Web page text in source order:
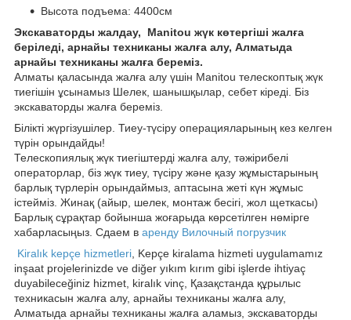
Высота подъема: 4400см
Экскаваторды жалдау,
Manitou жүк көтергіші жалға
беріледі, арнайы техниканы жалға алу, Алматыда
арнайы техниканы жалға береміз.
Алматы қаласында жалға алу үшін Manitou телескоптық жүк
тиегішін ұсынамыз Шелек, шанышқылар, себет кіреді. Біз
экскаваторды жалға береміз.
Білікті жүргізушілер. Тиеу-түсіру операцияларының кез келген
түрін орындайды!
Телескопиялық жүк тиегіштерді жалға алу, тәжірибелі
операторлар, біз жүк тиеу, түсіру және қазу жұмыстарының
барлық түрлерін орындаймыз, аптасына жеті күн жұмыс
істейміз. Жинақ (айыр, шелек, монтаж бесігі, жол щеткасы)
Барлық сұрақтар бойынша жоғарыда көрсетілген нөмірге
хабарласыңыз. Сдаем в аренду Вилочный погрузчик
Kiralık kepçe hizmetleri , Kepçe kiralama hizmeti uygulamamız
inşaat projelerinizde ve diğer yıkım kırım gibi işlerde ihtiyaç
duyabileceğiniz hizmet, kiralık vinç, Қазақстанда құрылыс
техникасын жалға алу, арнайы техниканы жалға алу,
Алматыда арнайы техниканы жалға аламыз, экскаваторды